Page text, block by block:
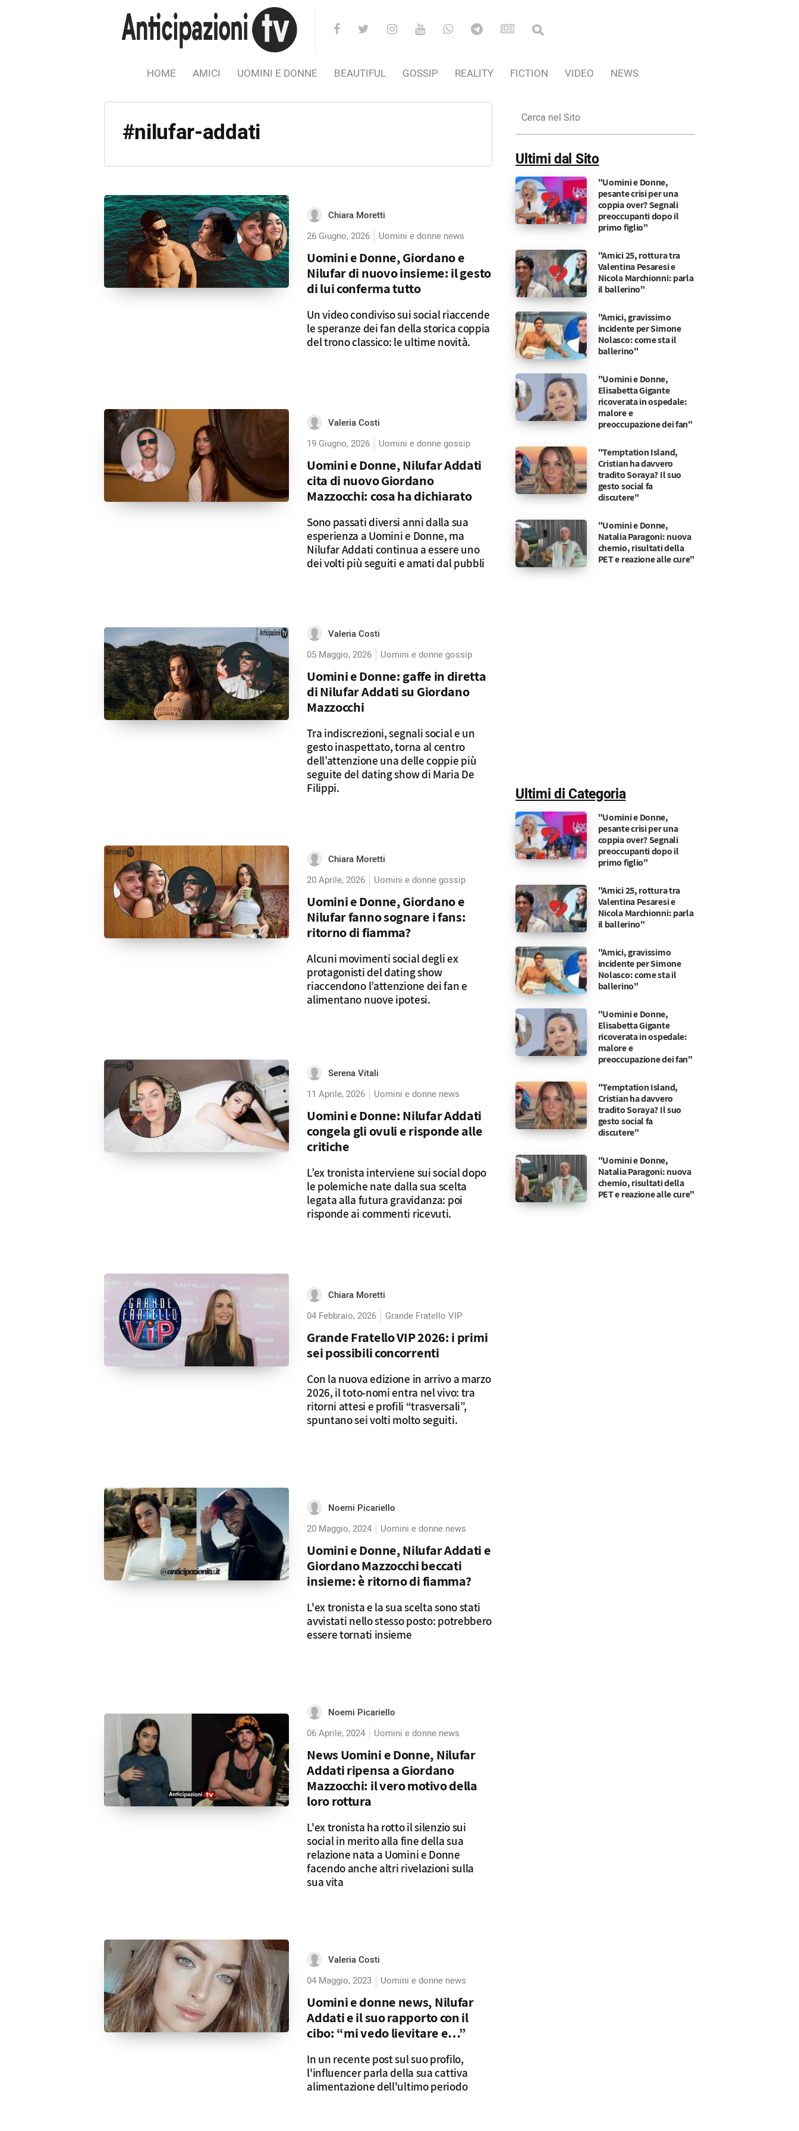
HOME AMICI UOMINI E DONNE BEAUTIFUL GOSSIP REALITY FICTION VIDEO NEWS
#nilufar-addati
Chiara Moretti
26 Giugno, 2026
Uomini e donne news
Uomini e Donne, Giordano e
Nilufar di nuovo insieme: il gesto
di lui conferma tutto
Un video condiviso sui social riaccende
le speranze dei fan della storica coppia
del trono classico: le ultime novità.
Valeria Costi
19 Giugno, 2026
Uomini e donne gossip
Uomini e Donne, Nilufar Addati
cita di nuovo Giordano
Mazzocchi: cosa ha dichiarato
Sono passati diversi anni dalla sua
esperienza a Uomini e Donne, ma
Nilufar Addati continua a essere uno
dei volti più seguiti e amati dal pubbli
Valeria Costi
05 Maggio, 2026
Uomini e donne gossip
Uomini e Donne: gaffe in diretta
di Nilufar Addati su Giordano
Mazzocchi
Tra indiscrezioni, segnali social e un
gesto inaspettato, torna al centro
dell’attenzione una delle coppie più
seguite del dating show di Maria De
Filippi.
Chiara Moretti
20 Aprile, 2026
Uomini e donne gossip
Uomini e Donne, Giordano e
Nilufar fanno sognare i fans:
ritorno di fiamma?
Alcuni movimenti social degli ex
protagonisti del dating show
riaccendono l’attenzione dei fan e
alimentano nuove ipotesi.
Serena Vitali
11 Aprile, 2026
Uomini e donne news
Uomini e Donne: Nilufar Addati
congela gli ovuli e risponde alle
critiche
L’ex tronista interviene sui social dopo
le polemiche nate dalla sua scelta
legata alla futura gravidanza: poi
risponde ai commenti ricevuti.
Chiara Moretti
04 Febbraio, 2026
Grande Fratello VIP
Grande Fratello VIP 2026: i primi
sei possibili concorrenti
Con la nuova edizione in arrivo a marzo
2026, il toto-nomi entra nel vivo: tra
ritorni attesi e profili “trasversali”,
spuntano sei volti molto seguiti.
Noemi Picariello
20 Maggio, 2024
Uomini e donne news
Uomini e Donne, Nilufar Addati e
Giordano Mazzocchi beccati
insieme: è ritorno di fiamma?
L'ex tronista e la sua scelta sono stati
avvistati nello stesso posto: potrebbero
essere tornati insieme
Noemi Picariello
06 Aprile, 2024
Uomini e donne news
News Uomini e Donne, Nilufar
Addati ripensa a Giordano
Mazzocchi: il vero motivo della
loro rottura
L'ex tronista ha rotto il silenzio sui
social in merito alla fine della sua
relazione nata a Uomini e Donne
facendo anche altri rivelazioni sulla
sua vita
Valeria Costi
04 Maggio, 2023
Uomini e donne news
Uomini e donne news, Nilufar
Addati e il suo rapporto con il
cibo: “mi vedo lievitare e…”
In un recente post sul suo profilo,
l'influencer parla della sua cattiva
alimentazione dell'ultimo periodo
nel
Sito
Ultimi dal Sito
"Uomini e Donne,
pesante crisi per una
coppia over? Segnali
preoccupanti dopo il
primo figlio"
"Amici 25, rottura tra
Valentina Pesaresi e
Nicola Marchionni: parla
il ballerino"
"Amici, gravissimo
incidente per Simone
Nolasco: come sta il
ballerino"
"Uomini e Donne,
Elisabetta Gigante
ricoverata in ospedale:
malore e
preoccupazione dei fan"
"Temptation Island,
Cristian ha davvero
tradito Soraya? Il suo
gesto social fa
discutere"
"Uomini e Donne,
Natalia Paragoni: nuova
chemio, risultati della
PET e reazione alle cure"
Ultimi di Categoria
"Uomini e Donne,
pesante crisi per una
coppia over? Segnali
preoccupanti dopo il
primo figlio"
"Amici 25, rottura tra
Valentina Pesaresi e
Nicola Marchionni: parla
il ballerino"
"Amici, gravissimo
incidente per Simone
Nolasco: come sta il
ballerino"
"Uomini e Donne,
Elisabetta Gigante
ricoverata in ospedale:
malore e
preoccupazione dei fan"
"Temptation Island,
Cristian ha davvero
tradito Soraya? Il suo
gesto social fa
discutere"
"Uomini e Donne,
Natalia Paragoni: nuova
chemio, risultati della
PET e reazione alle cure"